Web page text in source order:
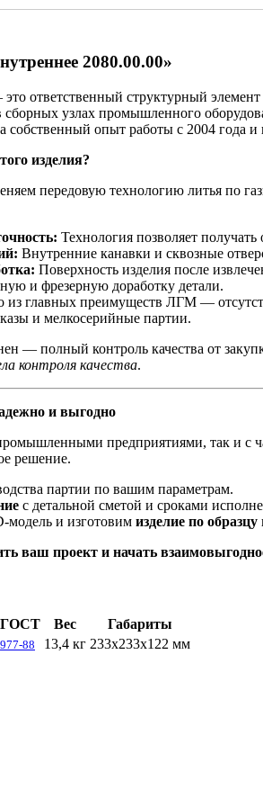
2080.00.00»
ответственный структурный
узлах промышленного
собственный опыт работы с 2004 года
изделия?
передовую технологию литья по
Технология позволяет
Внутренние канавки и сквозные
Поверхность изделия после
и фрезерную доработку детали.
из главных преимуществ ЛГМ —
и мелкосерийные партии.
— полный контроль качества от
контроля качества.
и выгодно
предприятиями, так и с
решение.
партии по вашим параметрам.
с детальной сметой и сроками
модель и изготовим изделие по образцу
ваш проект и начать
ГОСТ Вес
Габариты
977-88 13,4 кг 233х233х122 мм